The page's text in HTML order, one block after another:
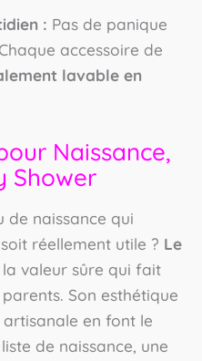
: Pas de panique
accessoire de
lavable en
Naissance,
Shower
de naissance qui
réellement utile ? Le
valeur sûre qui fait
Son esthétique
en font le
de naissance, une